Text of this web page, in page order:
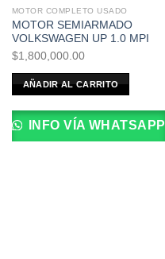
MOTOR COMPLETO USADO
MOTOR SEMIARMADO
VOLKSWAGEN UP 1.0 MPI
$1,800,000.00
AÑADIR AL CARRITO
INFO VÍA WHATSAPP